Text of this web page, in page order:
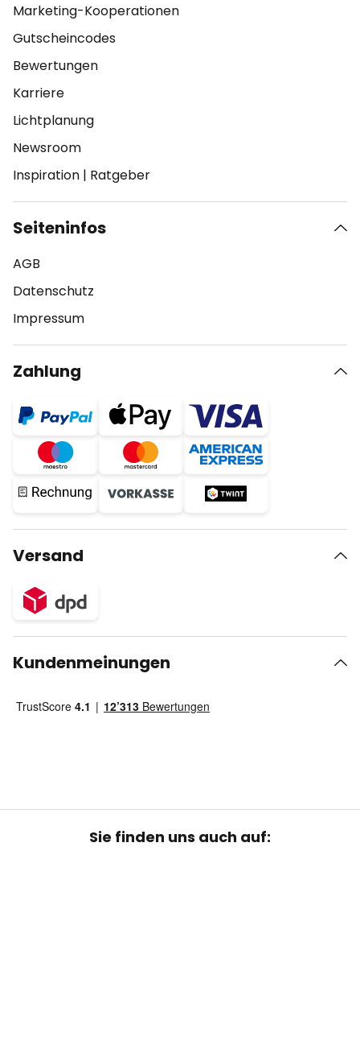
Marketing-Kooperationen
Gutscheincodes
Bewertungen
Karriere
Lichtplanung
Newsroom
Inspiration | Ratgeber
Seiteninfos
AGB
Datenschutz
Impressum
Zahlung
Versand
Kundenmeinungen
Sie finden uns auch auf: